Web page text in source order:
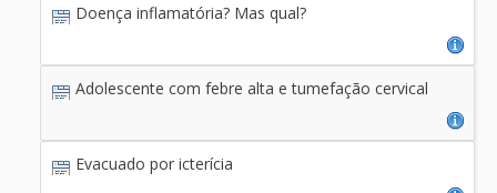
Doença inflamatória? Mas qual?
Adolescente com febre alta e tumefação cervical
Evacuado por icterícia